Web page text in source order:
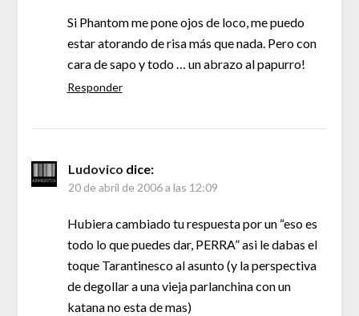
Si Phantom me pone ojos de loco, me puedo
estar atorando de risa más que nada. Pero con
cara de sapo y todo … un abrazo al papurro!
Responder
Ludovico dice:
20 de abril de 2006 a las 12:09
Hubiera cambiado tu respuesta por un “eso es
todo lo que puedes dar, PERRA” asi le dabas el
toque Tarantinesco al asunto (y la perspectiva
de degollar a una vieja parlanchina con un
katana no esta de mas)